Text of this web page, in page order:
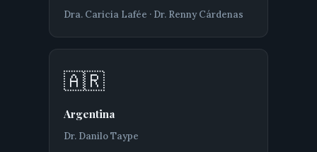
Dra. Caricia Lafée · Dr. Renny Cárdenas
🇦🇷
Argentina
Dr. Danilo Taype